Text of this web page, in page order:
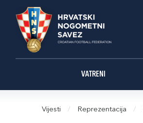
VATRENI
Vijesti / Reprezentacija /